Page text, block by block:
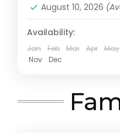
August 10, 2026
Availability:
Jan Feb Mar Apr May
Nov
Dec